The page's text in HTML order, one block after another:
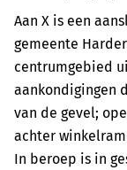
Aan X is een
gemeente
centrumgebied
aankondigingen
van de gevel;
achter
In beroep is in